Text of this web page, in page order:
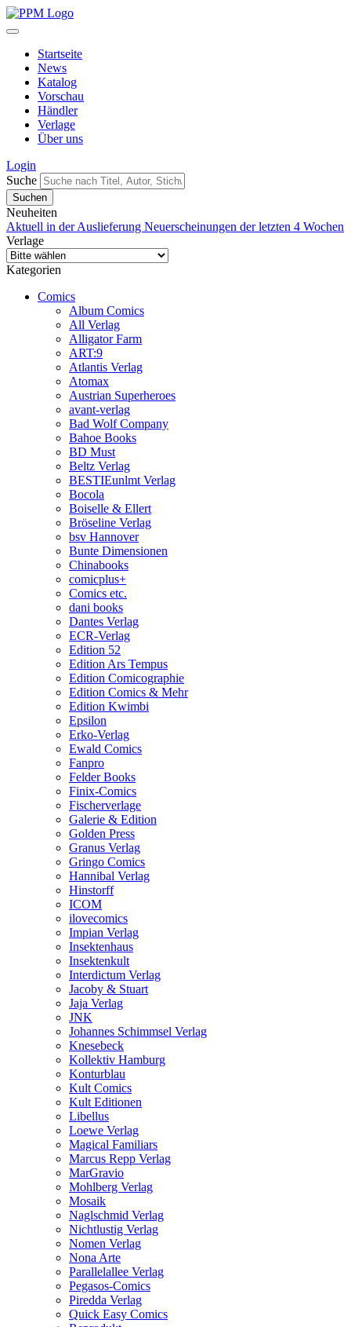
Startseite
News
Katalog
Vorschau
Händler
Verlage
Über uns
Login
Suche
Neuheiten
Aktuell in der Auslieferung Neuerscheinungen der letzten 4 Wochen
Verlage
Kategorien
Comics
Album Comics
All Verlag
Alligator Farm
ART:9
Atlantis Verlag
Atomax
Austrian Superheroes
avant-verlag
Bad Wolf Company
Bahoe Books
BD Must
Beltz Verlag
BESTIEunlmt Verlag
Bocola
Boiselle & Ellert
Bröseline Verlag
bsv Hannover
Bunte Dimensionen
Chinabooks
comicplus+
Comics etc.
dani books
Dantes Verlag
ECR-Verlag
Edition 52
Edition Ars Tempus
Edition Comicographie
Edition Comics & Mehr
Edition Kwimbi
Epsilon
Erko-Verlag
Ewald Comics
Fanpro
Felder Books
Finix-Comics
Fischerverlage
Galerie & Edition
Golden Press
Granus Verlag
Gringo Comics
Hannibal Verlag
Hinstorff
ICOM
ilovecomics
Impian Verlag
Insektenhaus
Insektenkult
Interdictum Verlag
Jacoby & Stuart
Jaja Verlag
JNK
Johannes Schimmsel Verlag
Knesebeck
Kollektiv Hamburg
Konturblau
Kult Comics
Kult Editionen
Libellus
Loewe Verlag
Magical Familiars
Marcus Repp Verlag
MarGravio
Mohlberg Verlag
Mosaik
Naglschmid Verlag
Nichtlustig Verlag
Nomen Verlag
Nona Arte
Parallelallee Verlag
Pegasos-Comics
Piredda Verlag
Quick Easy Comics